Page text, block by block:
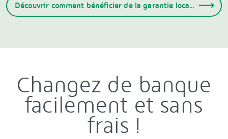
Découvrir comment bénéficier de la garantie locative
Changez de banque
facilement et sans
frais !